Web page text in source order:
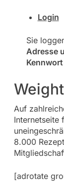
Login
Sie
Adresse
Kennwort
Auf
Internetseite
8.000
[adrotate